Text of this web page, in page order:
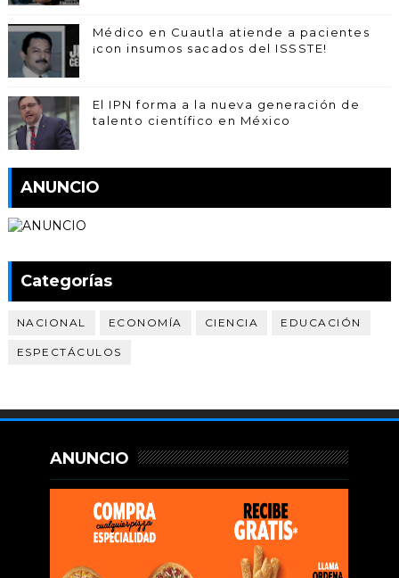
Médico en Cuautla atiende a pacientes
¡con insumos sacados del ISSSTE!
El IPN forma a la nueva generación de
talento científico en México
ANUNCIO
Categorías
NACIONAL ECONOMÍA CIENCIA EDUCACIÓN
ESPECTÁCULOS
ANUNCIO